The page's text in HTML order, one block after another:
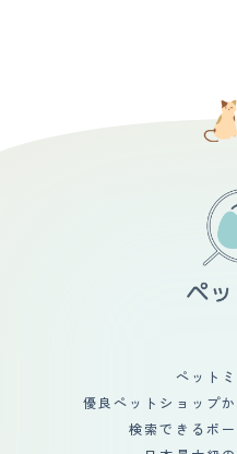
惚れして飼うことになりま
好きなところは、仕草がと
しい気持ちの時は、気持ち
りなど、人間の心がわかっ
けています。ソファーなど
ないよう、ステップを使っています。 定
ンの時にしてもらっていま
人がきた時、少々最初は吠
えることは無いですね。 【総評】 ヨークシャテリアは表
情ゆたかで人懐っこい子が
したので不安や後悔はありません。 これ
時間を一緒に暮らせる楽し
タワーの上り下りでかなりの
入れ】 毛は長めなのでい
いますが抜け毛が多いです
すので1日に何度も掃除を
よってはお腹を壊してしま
まり水っぽいエサは避けて
して与えるようにしてその
ってあげるようにしています。 【鳴き声】 鳴き
くて困っています。家がマ
【総評】 ペットを迎い入
た。いつも一緒に居るので
も明るくなった気がします
一印象は可愛いにつきます
ペット
優良ペットショップ
検索できるポ